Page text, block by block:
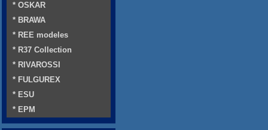
* OSKAR
* BRAWA
* REE modeles
* R37 Collection
* RIVAROSSI
* FULGUREX
* ESU
* EPM